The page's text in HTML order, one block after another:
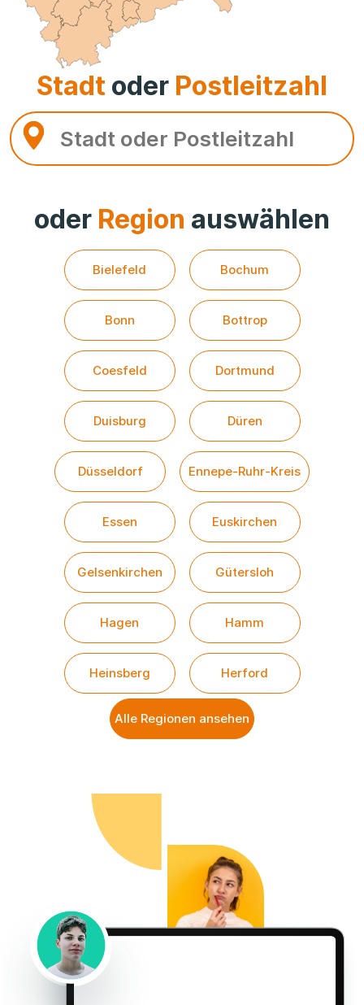
Stadt oder Postleitzahl
oder Region auswählen
Bielefeld Bochum
Bonn Bottrop
Coesfeld Dortmund
Duisburg Düren
Düsseldorf Ennepe-Ruhr-Kreis
Essen Euskirchen
Gelsenkirchen Gütersloh
Hagen Hamm
Heinsberg Herford
Alle Regionen ansehen